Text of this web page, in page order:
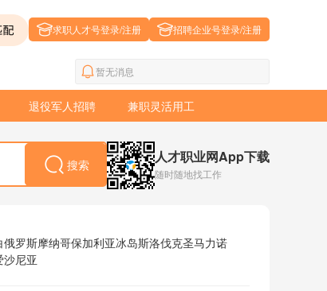
求职人才号登录/注册 招聘企业号登录/注册
暂无消息
退役军人招聘 兼职灵活用工
搜索 人才职业网App下载
随时随地找工作
俄罗斯摩纳哥保加利亚冰岛斯洛伐克圣马力诺
沙尼亚